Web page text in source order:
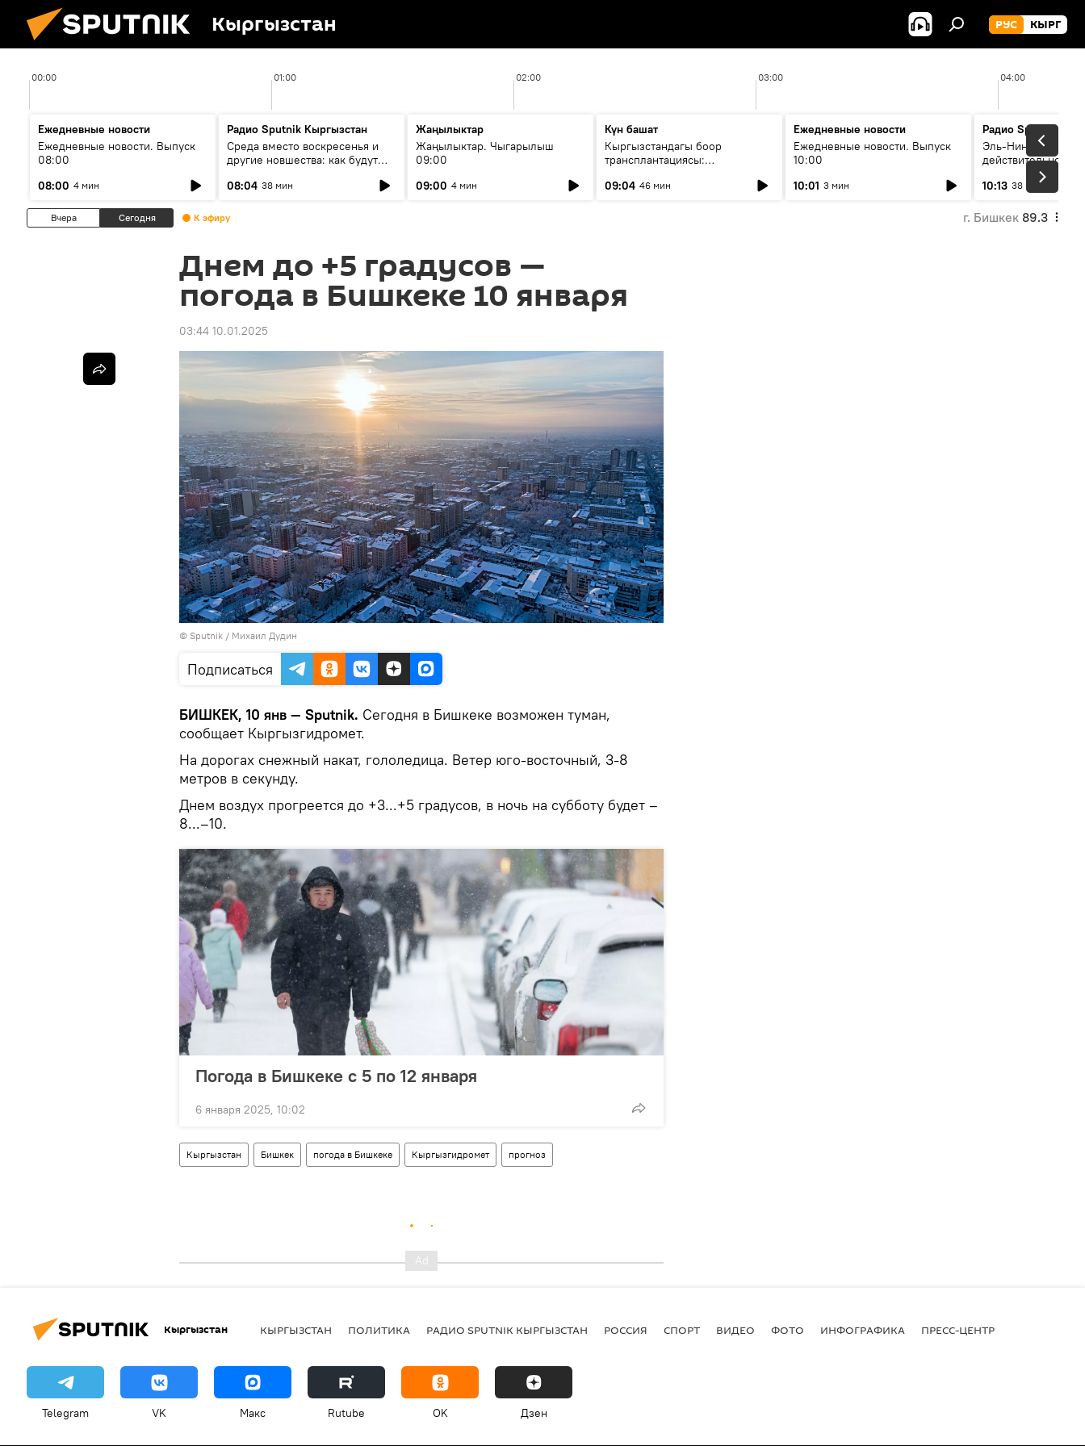
Кыргызстан РУС КЫРГ
00:00 01:00 02:00 03:00 04:00
Ежедневные новости
Ежедневные новости. Выпуск
08:00
08:00 4 мин
Радио Sputnik Кыргызстан
Среда вместо воскресенья и
другие новшества: как будут
08:04 38 мин
Жаңылыктар
Жаңылыктар. Чыгарылыш
09:00
09:00 4 мин
Күн башат
Кыргызстандагы боор
трансплантациясы:
келечеги
09:04 46 мин
Ежедневные новости
Ежедневные новости. Выпуск
10:00
10:01 3 мин
Радио Sputnik
Эль-Ниньо, жара и
действительно
погоду в
10:13 38 мин
Вчера Сегодня К эфиру г. Бишкек 89.3
Днем до +5 градусов —
погода в Бишкеке 10 января
03:44 10.01.2025
© Sputnik / Михаил Дудин
Подписаться
БИШКЕК, 10 янв — Sputnik. Сегодня в Бишкеке возможен туман,
сообщает Кыргызгидромет.
На дорогах снежный накат, гололедица. Ветер юго-восточный, 3-8
метров в секунду.
Днем воздух прогреется до +3...+5 градусов, в ночь на субботу будет –
8...–10.
Погода в Бишкеке с 5 по 12 января
6 января 2025, 10:02
Кыргызстан Бишкек погода в Бишкеке Кыргызгидромет прогноз
Кыргызстан КЫРГЫЗСТАН ПОЛИТИКА РАДИО SPUTNIK КЫРГЫЗСТАН РОССИЯ СПОРТ ВИДЕО ФОТО ИНФОГРАФИКА ПРЕСС-ЦЕНТР
Telegram VK Макс Rutube OK Дзен